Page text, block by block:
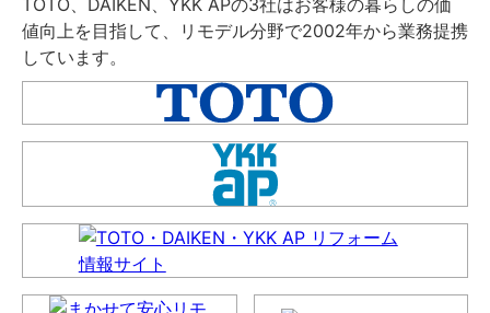
TOTO、DAIKEN、YKK APの3社はお客様の暮らしの価
値向上を目指して、リモデル分野で2002年から業務提携
しています。